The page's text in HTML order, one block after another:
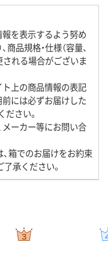
を表示するよう努め
品規格・仕様（容量、
される場合がございま
ト上の商品情報の表記
には必ずお届けした
さい。
メーカー等にお問い合
、箱でのお届けをお約束
承ください。